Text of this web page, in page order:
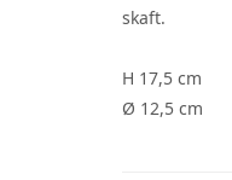
skaft.
H 17,5 cm
Ø 12,5 cm